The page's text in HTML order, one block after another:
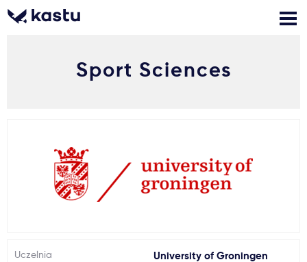
Powiadomienia
Formularz aplikacyjny
Bezpłatne konsultacje
Sport Sciences
Uczelnia University of Groningen